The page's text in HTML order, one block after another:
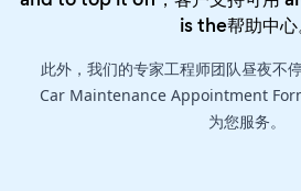
is the帮助中心
此外，我们的专家工程师团队昼夜不
Car Maintenance Appointment
为您服务。